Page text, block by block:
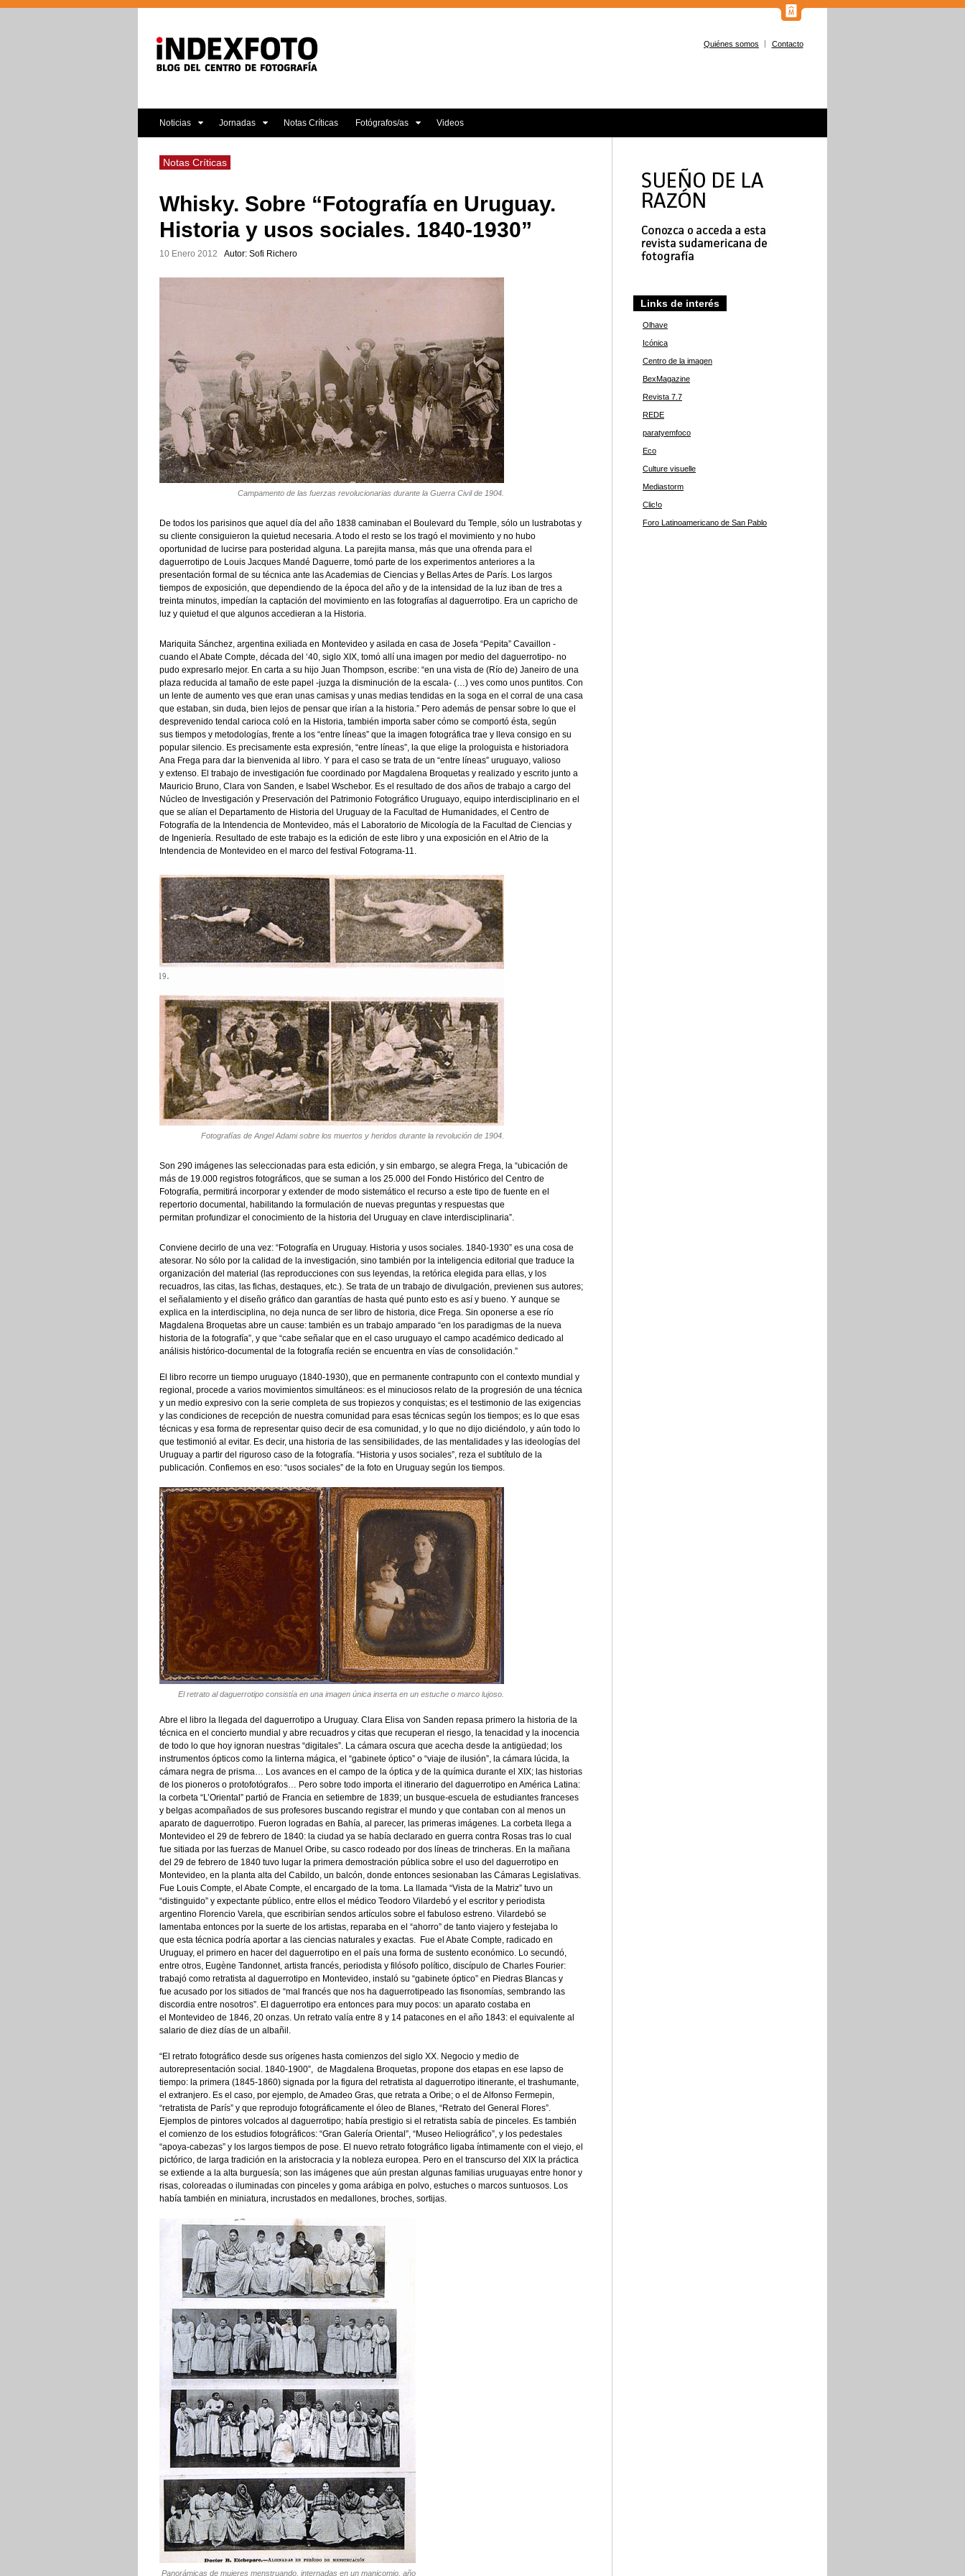
Quiénes somos Contacto
Noticias Jornadas Notas Críticas Fotógrafos/as Videos
Notas Críticas
Whisky. Sobre “Fotografía en Uruguay.
Historia y usos sociales. 1840-1930”
10 Enero 2012 Autor: Sofi Richero
Campamento de las fuerzas revolucionarias durante la Guerra Civil de 1904.
De todos los parisinos que aquel día del año 1838 caminaban el Boulevard du Temple, sólo un lustrabotas y
su cliente consiguieron la quietud necesaria. A todo el resto se los tragó el movimiento y no hubo
oportunidad de lucirse para posteridad alguna. La parejita mansa, más que una ofrenda para el
daguerrotipo de Louis Jacques Mandé Daguerre, tomó parte de los experimentos anteriores a la
presentación formal de su técnica ante las Academias de Ciencias y Bellas Artes de París. Los largos
tiempos de exposición, que dependiendo de la época del año y de la intensidad de la luz iban de tres a
treinta minutos, impedían la captación del movimiento en las fotografías al daguerrotipo. Era un capricho de
luz y quietud el que algunos accedieran a la Historia.
Mariquita Sánchez, argentina exiliada en Montevideo y asilada en casa de Josefa “Pepita” Cavaillon -
cuando el Abate Compte, década del ‘40, siglo XIX, tomó allí una imagen por medio del daguerrotipo- no
pudo expresarlo mejor. En carta a su hijo Juan Thompson, escribe: “en una vista de (Río de) Janeiro de una
plaza reducida al tamaño de este papel -juzga la disminución de la escala- (…) ves como unos puntitos. Con
un lente de aumento ves que eran unas camisas y unas medias tendidas en la soga en el corral de una casa
que estaban, sin duda, bien lejos de pensar que irían a la historia.” Pero además de pensar sobre lo que el
desprevenido tendal carioca coló en la Historia, también importa saber cómo se comportó ésta, según
sus tiempos y metodologías, frente a los “entre líneas” que la imagen fotográfica trae y lleva consigo en su
popular silencio. Es precisamente esta expresión, “entre líneas”, la que elige la prologuista e historiadora
Ana Frega para dar la bienvenida al libro. Y para el caso se trata de un “entre líneas” uruguayo, valioso
y extenso. El trabajo de investigación fue coordinado por Magdalena Broquetas y realizado y escrito junto a
Mauricio Bruno, Clara von Sanden, e Isabel Wschebor. Es el resultado de dos años de trabajo a cargo del
Núcleo de Investigación y Preservación del Patrimonio Fotográfico Uruguayo, equipo interdisciplinario en el
que se alían el Departamento de Historia del Uruguay de la Facultad de Humanidades, el Centro de
Fotografía de la Intendencia de Montevideo, más el Laboratorio de Micología de la Facultad de Ciencias y
de Ingeniería. Resultado de este trabajo es la edición de este libro y una exposición en el Atrio de la
Intendencia de Montevideo en el marco del festival Fotograma-11.
Fotografías de Angel Adami sobre los muertos y heridos durante la revolución de 1904.
Son 290 imágenes las seleccionadas para esta edición, y sin embargo, se alegra Frega, la “ubicación de
más de 19.000 registros fotográficos, que se suman a los 25.000 del Fondo Histórico del Centro de
Fotografía, permitirá incorporar y extender de modo sistemático el recurso a este tipo de fuente en el
repertorio documental, habilitando la formulación de nuevas preguntas y respuestas que
permitan profundizar el conocimiento de la historia del Uruguay en clave interdisciplinaria”.
Conviene decirlo de una vez: “Fotografía en Uruguay. Historia y usos sociales. 1840-1930” es una cosa de
atesorar. No sólo por la calidad de la investigación, sino también por la inteligencia editorial que traduce la
organización del material (las reproducciones con sus leyendas, la retórica elegida para ellas, y los
recuadros, las citas, las fichas, destaques, etc.). Se trata de un trabajo de divulgación, previenen sus autores;
el señalamiento y el diseño gráfico dan garantías de hasta qué punto esto es así y bueno. Y aunque se
explica en la interdisciplina, no deja nunca de ser libro de historia, dice Frega. Sin oponerse a ese río
Magdalena Broquetas abre un cause: también es un trabajo amparado “en los paradigmas de la nueva
historia de la fotografía”, y que “cabe señalar que en el caso uruguayo el campo académico dedicado al
análisis histórico-documental de la fotografía recién se encuentra en vías de consolidación.”
El libro recorre un tiempo uruguayo (1840-1930), que en permanente contrapunto con el contexto mundial y
regional, procede a varios movimientos simultáneos: es el minuciosos relato de la progresión de una técnica
y un medio expresivo con la serie completa de sus tropiezos y conquistas; es el testimonio de las exigencias
y las condiciones de recepción de nuestra comunidad para esas técnicas según los tiempos; es lo que esas
técnicas y esa forma de representar quiso decir de esa comunidad, y lo que no dijo diciéndolo, y aún todo lo
que testimonió al evitar. Es decir, una historia de las sensibilidades, de las mentalidades y las ideologías del
Uruguay a partir del riguroso caso de la fotografía. “Historia y usos sociales”, reza el subtítulo de la
publicación. Confiemos en eso: “usos sociales” de la foto en Uruguay según los tiempos.
El retrato al daguerrotipo consistía en una imagen única inserta en un estuche o marco lujoso.
Abre el libro la llegada del daguerrotipo a Uruguay. Clara Elisa von Sanden repasa primero la historia de la
técnica en el concierto mundial y abre recuadros y citas que recuperan el riesgo, la tenacidad y la inocencia
de todo lo que hoy ignoran nuestras “digitales”. La cámara oscura que acecha desde la antigüedad; los
instrumentos ópticos como la linterna mágica, el “gabinete óptico” o “viaje de ilusión”, la cámara lúcida, la
cámara negra de prisma… Los avances en el campo de la óptica y de la química durante el XIX; las historias
de los pioneros o protofotógrafos… Pero sobre todo importa el itinerario del daguerrotipo en América Latina:
la corbeta “L’Oriental” partió de Francia en setiembre de 1839; un busque-escuela de estudiantes franceses
y belgas acompañados de sus profesores buscando registrar el mundo y que contaban con al menos un
aparato de daguerrotipo. Fueron logradas en Bahía, al parecer, las primeras imágenes. La corbeta llega a
Montevideo el 29 de febrero de 1840: la ciudad ya se había declarado en guerra contra Rosas tras lo cual
fue sitiada por las fuerzas de Manuel Oribe, su casco rodeado por dos líneas de trincheras. En la mañana
del 29 de febrero de 1840 tuvo lugar la primera demostración pública sobre el uso del daguerrotipo en
Montevideo, en la planta alta del Cabildo, un balcón, donde entonces sesionaban las Cámaras Legislativas.
Fue Louis Compte, el Abate Compte, el encargado de la toma. La llamada “Vista de la Matriz” tuvo un
“distinguido” y expectante público, entre ellos el médico Teodoro Vilardebó y el escritor y periodista
argentino Florencio Varela, que escribirían sendos artículos sobre el fabuloso estreno. Vilardebó se
lamentaba entonces por la suerte de los artistas, reparaba en el “ahorro” de tanto viajero y festejaba lo
que esta técnica podría aportar a las ciencias naturales y exactas. Fue el Abate Compte, radicado en
Uruguay, el primero en hacer del daguerrotipo en el país una forma de sustento económico. Lo secundó,
entre otros, Eugène Tandonnet, artista francés, periodista y filósofo político, discípulo de Charles Fourier:
trabajó como retratista al daguerrotipo en Montevideo, instaló su “gabinete óptico” en Piedras Blancas y
fue acusado por los sitiados de “mal francés que nos ha daguerrotipeado las fisonomías, sembrando las
discordia entre nosotros”. El daguerrotipo era entonces para muy pocos: un aparato costaba en
el Montevideo de 1846, 20 onzas. Un retrato valía entre 8 y 14 patacones en el año 1843: el equivalente al
salario de diez días de un albañil.
“El retrato fotográfico desde sus orígenes hasta comienzos del siglo XX. Negocio y medio de
autorepresentación social. 1840-1900”, de Magdalena Broquetas, propone dos etapas en ese lapso de
tiempo: la primera (1845-1860) signada por la figura del retratista al daguerrotipo itinerante, el trashumante,
el extranjero. Es el caso, por ejemplo, de Amadeo Gras, que retrata a Oribe; o el de Alfonso Fermepin,
“retratista de París” y que reprodujo fotográficamente el óleo de Blanes, “Retrato del General Flores”.
Ejemplos de pintores volcados al daguerrotipo; había prestigio si el retratista sabía de pinceles. Es también
el comienzo de los estudios fotográficos: “Gran Galería Oriental”, “Museo Heliográfico”, y los pedestales
“apoya-cabezas” y los largos tiempos de pose. El nuevo retrato fotográfico ligaba íntimamente con el viejo, el
pictórico, de larga tradición en la aristocracia y la nobleza europea. Pero en el transcurso del XIX la práctica
se extiende a la alta burguesía; son las imágenes que aún prestan algunas familias uruguayas entre honor y
risas, coloreadas o iluminadas con pinceles y goma arábiga en polvo, estuches o marcos suntuosos. Los
había también en miniatura, incrustados en medallones, broches, sortijas.
Panorámicas de mujeres menstruando, internadas en un manicomio, año
Links de interés
Olhave
Icónica
Centro de la imagen
BexMagazine
Revista 7.7
REDE
paratyemfoco
Eco
Culture visuelle
Mediastorm
Clic!o
Foro Latinoamericano de San Pablo